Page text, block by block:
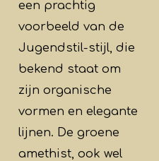
een prachtig
voorbeeld van de
Jugendstil-stijl, die
bekend staat om
zijn organische
vormen en elegante
lijnen. De groene
amethist, ook wel